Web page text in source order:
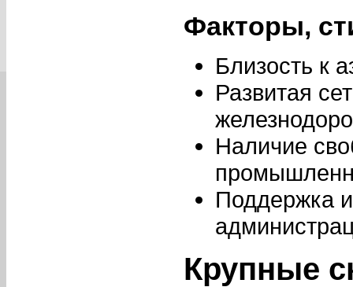
Факторы,
Близость к
Развитая
Наличие
Поддержка
Крупные